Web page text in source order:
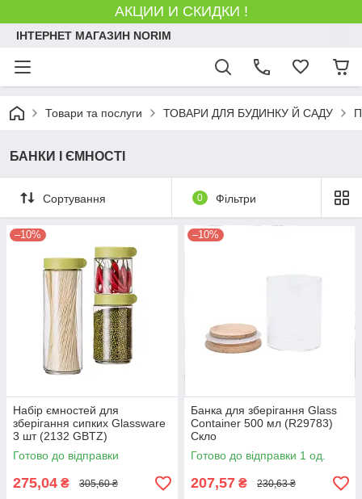
АКЦИИ И СКИДКИ !
ІНТЕРНЕТ МАГАЗИН NORIM
Товари та послуги ТОВАРИ ДЛЯ БУДИНКУ Й САДУ
БАНКИ І ЄМНОСТІ
Сортування 0 Фільтри
–10%
Набір ємностей для
зберігання сипких Glassware
3 шт (2132 GBTZ)
Готово до відправки
275,04 ₴ 305,60 ₴
–10%
Банка для зберігання Glass
Container 500 мл (R29783)
Скло
Готово до відправки 1 од.
207,57 ₴ 230,63 ₴